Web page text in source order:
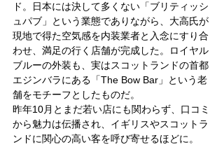
ド。日本には決して多くない「ブリティッシ
ュパブ」という業態でありながら、大高氏が
現地で得た空気感を内装業者と入念にすり合
わせ、満足の行く店舗が完成した。ロイヤル
ブルーの外装も、実はスコットランドの首都
エジンバラにある「The Bow Bar」という老
舗をモチーフとしたものだ。
昨年10月とまだ若い店にも関わらず、口コミ
から魅力は伝播され、イギリスやスコットラ
ンドに関心の高い客を呼び寄せるほどに。